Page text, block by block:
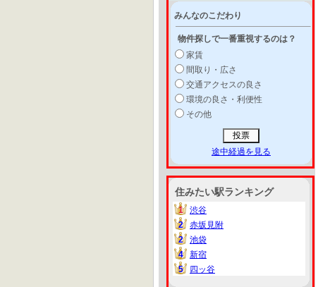
みんなのこだわり
物件探しで一番重視するのは？
家賃
間取り・広さ
交通アクセスの良さ
環境の良さ・利便性
その他
途中経過を見る
住みたい駅ランキング
1
1
渋谷
2
2
赤坂見附
2
2
池袋
4
4
新宿
5
5 四ッ谷